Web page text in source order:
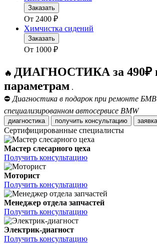
Заказать
От 2400 ₽
Химчистка сидений
Заказать
От 1000 ₽
🔥 ДИАГНОСТИКА за 490₽
параметрам .
⛔ Диагностика в подарок при ремонте
специализированном автосервисе BMW
диагностика получить консультацию
Сертифицированные специалисты
Мастер слесарного цеха
Получить консультацию
Моторист
Получить консультацию
Менеджер отдела запчастей
Получить консультацию
Электрик-диагност
Получить консультацию